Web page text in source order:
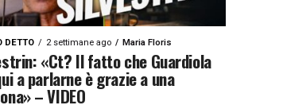
DETTO 2 settimane ago Maria Floris
«Ct? Il fatto che Guardiola
a parlarne è grazie a una
– VIDEO